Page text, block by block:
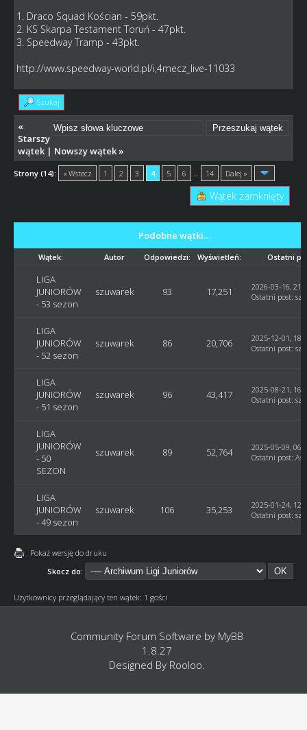
1. Draco Squad Kościan - 59pkt.
2. KS Skarpa Testament Toruń - 47pkt.
3. Speedway Tramp - 43pkt.
http://www.speedway-world.pl/i,4mecz_live-11033
Szukaj
«
Starszy
wątek| Nowszy wątek»
Strony (14): « Wstecz 1 2 3 4 5 6 14 Dalej »
Wątek zamknięty
Podobne wątki…
Wątek: Autor Odpowiedzi: Wyświetleń: Ostatni
LIGA
JUNIORÓW
- 53 sezon
szuwarek 93 17,251
2026-03-16,
Ostatni post:
LIGA
JUNIORÓW
- 52 sezon
szuwarek 86 20,706
2025-12-01,
Ostatni post:
LIGA
JUNIORÓW
- 51 sezon
szuwarek 96 43,417
2025-08-21,
Ostatni post:
LIGA
JUNIORÓW
- 50
SEZON
szuwarek 89 52,764
2025-05-09,
Ostatni post:
LIGA
JUNIORÓW
- 49 sezon
szuwarek 106 35,253
2025-01-24,
Ostatni post:
Pokaż wersję do druku
Skocz do:
Użytkownicy przeglądający ten wątek: 1 gości
Community Forum Software by MyBB
1.8.27
Designed By Rooloo